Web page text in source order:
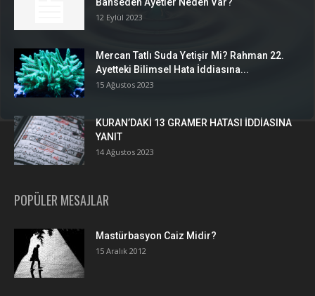
12 Eylül 2023
Mercan Tatlı Suda Yetişir Mi? Rahman 22.
Ayetteki Bilimsel Hata İddiasına...
15 Ağustos 2023
KURAN’DAKİ 13 GRAMER HATASI İDDİASINA
YANIT
14 Ağustos 2023
POPÜLER MESAJLAR
Mastürbasyon Caiz Midir?
15 Aralık 2012